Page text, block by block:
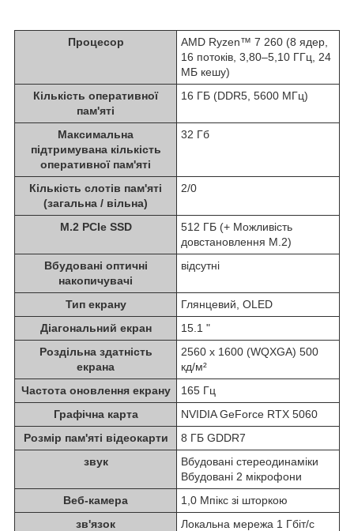
Процесор
AMD Ryzen™ 7 260 (8 ядер,
16 потоків, 3,80–5,10 ГГц, 24
МБ кешу)
Кількість оперативної
пам'яті
16 ГБ (DDR5, 5600 МГц)
Максимальна
підтримувана кількість
оперативної пам'яті
32 Гб
Кількість слотів пам'яті
(загальна / вільна)
2/0
M.2 PCIe SSD
512 ГБ (+ Можливість
довстановлення М.2)
Вбудовані оптичні
накопичувачі
відсутні
Тип екрану
Глянцевий, OLED
Діагональний екран
15.1 "
Роздільна здатність
екрана
2560 x 1600 (WQXGA) 500
кд/м²
Частота оновлення екрану
165 Гц
Графічна карта
NVIDIA GeForce RTX 5060
Розмір пам'яті відеокарти
8 ГБ GDDR7
звук
Вбудовані стереодинаміки
Вбудовані 2 мікрофони
Веб-камера
1,0 Мпікс зі шторкою
зв'язок
Локальна мережа 1 Гбіт/с